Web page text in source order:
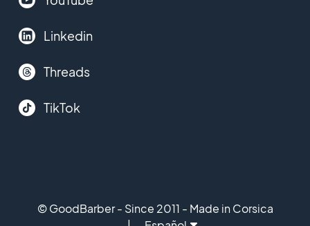
Linkedin
Threads
TikTok
© GoodBarber - Since 2011 - Made in Corsica